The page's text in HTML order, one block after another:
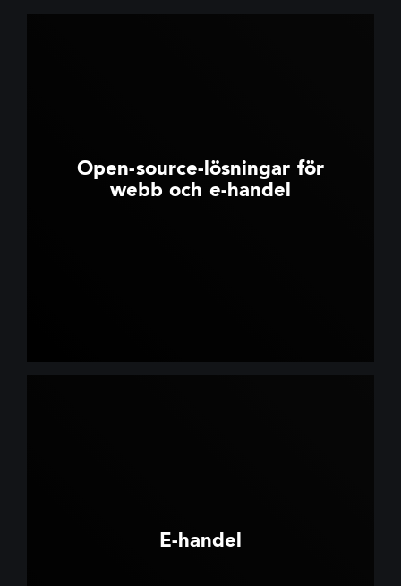
Open-source-lösningar för
webb och e-handel
E-handel